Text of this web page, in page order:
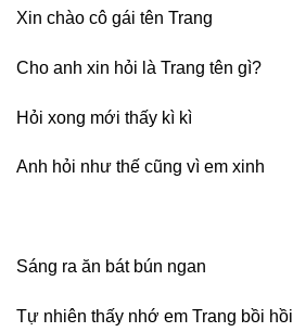
Xin chào cô gái tên Trang
Cho anh xin hỏi là Trang tên gì?
Hỏi xong mới thấy kì kì
Anh hỏi như thế cũng vì em xinh
Sáng ra ăn bát bún ngan
Tự nhiên thấy nhớ em Trang bồi hồi